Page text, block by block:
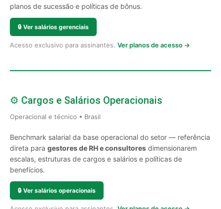
planos de sucessão e políticas de bônus.
🔒 Ver salários gerenciais
Acesso exclusivo para assinantes. Ver planos de acesso →
⚙️ Cargos e Salários Operacionais
Operacional e técnico • Brasil
Benchmark salarial da base operacional do setor — referência
direta para gestores de RH e consultores dimensionarem
escalas, estruturas de cargos e salários e políticas de
benefícios.
🔒 Ver salários operacionais